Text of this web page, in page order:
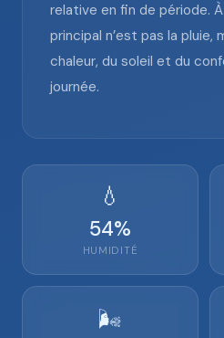
relative en fin de période. À
principal n’est pas la pluie,
chaleur, du soleil et du
journée.
💧
54%
HUMIDITÉ
🌬️